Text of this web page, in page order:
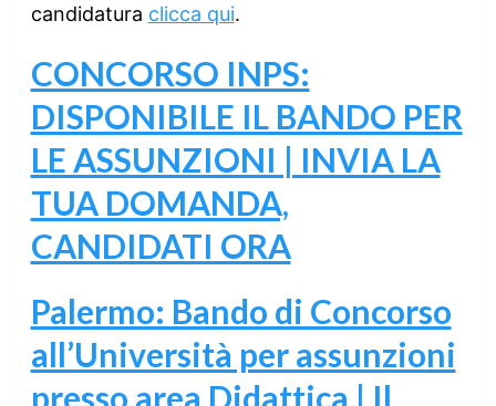
candidatura clicca qui.
CONCORSO INPS:
DISPONIBILE IL BANDO PER
LE ASSUNZIONI | INVIA LA
TUA DOMANDA,
CANDIDATI ORA
Palermo: Bando di Concorso
all’Università per assunzioni
presso area Didattica | Il